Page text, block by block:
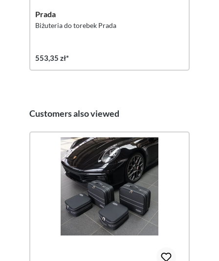
Prada
Biżuteria do torebek Prada
553,35 zł*
Pomiń galerię produktów
Customers also viewed